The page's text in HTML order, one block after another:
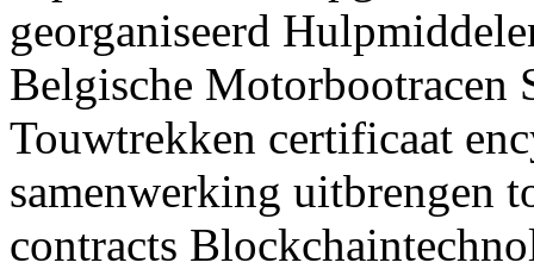
georganiseerd
Belgische Motorbootracen
Touwtrekken certificaat
samenwerking uitbrengen
contracts